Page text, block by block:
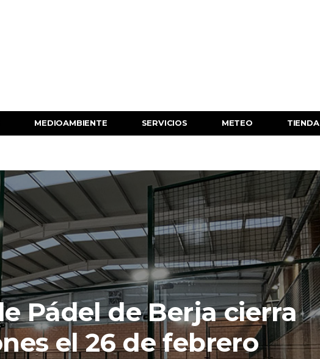
MEDIOAMBIENTE SERVICIOS METEO TIENDA
Pádel de Berja cierra
el 26 de febrero